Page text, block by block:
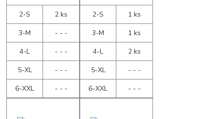
2-S
2 ks
3-M
- - -
4-L
- - -
5-XL
- - -
6-XXL
- - -
2-S
1 ks
3-M
1 ks
4-L
2 ks
5-XL
- - -
6-XXL
- - -